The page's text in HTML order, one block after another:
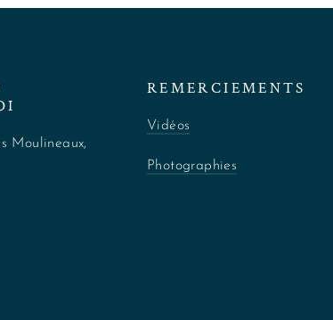
Moulineaux,
REMERCIEMENTS
Vidéos
Photographies